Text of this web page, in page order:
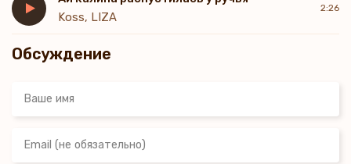
Koss, LIZA
2:26
Обсуждение